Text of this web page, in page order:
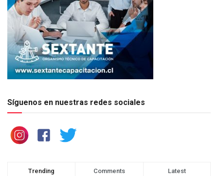
Síguenos en nuestras redes sociales
Trending Comments Latest